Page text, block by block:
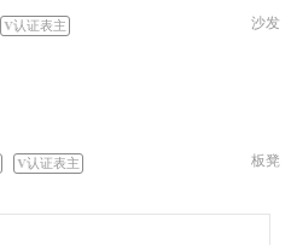
认证表主 沙发
认证表主 板凳